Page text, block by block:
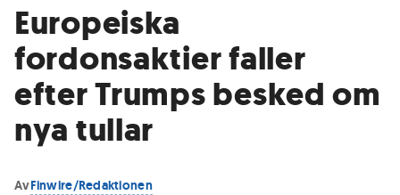
Europeiska
fordonsaktier faller
efter Trumps besked om
nya tullar
AvFinwire/Redaktionen